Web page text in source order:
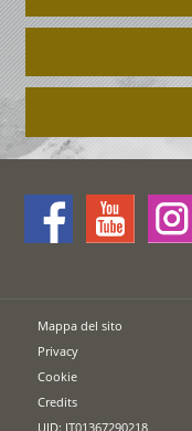
Mappa del sito
Privacy
Cookie
Credits
UID: IT01367290218